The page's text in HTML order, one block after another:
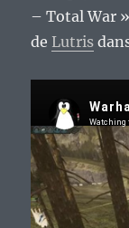
– Total War
de Lutris